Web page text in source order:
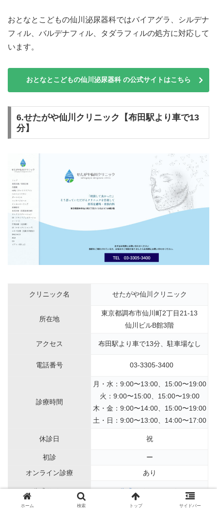
おとなとこどもの仙川泌尿器科ではバイアグラ、シルデナ
フィル、バルデナフィル、タダラフィルの処方に対応して
います。
おとなとこどもの仙川泌尿器科 の公式サイトはこちら
6.せたがや仙川クリニック【布田駅より車で13
分】
クリニック名 せたがや仙川クリニック
所在地
東京都調布市仙川町2丁目21-13
仙川ビルB館3階
アクセス 布田駅より車で13分、駐車場なし
電話番号 03-3305-3400
診療時間
月・水：9:00〜13:00、15:00〜19:00
火：9:00〜15:00、15:00〜19:00
木・金：9:00〜14:00、15:00〜19:00
土・日：9:00〜13:00、14:00〜17:00
休診日 祝
初診
ー
オンライン診療
あり
公式サイト 公式サイトはこちら
ホーム 検索 トップ サイドバー